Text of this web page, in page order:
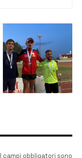
I campi obbligatori sono